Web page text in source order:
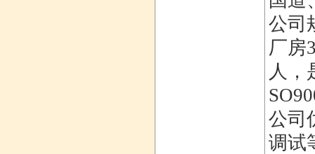
公司
厂房
人，
公司
调试